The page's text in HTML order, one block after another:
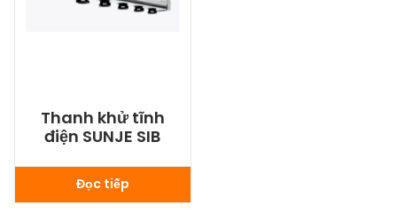
Thanh khử tĩnh
điện SUNJE SIB
Đọc tiếp